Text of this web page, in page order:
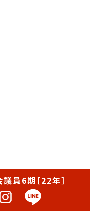
員6期［22年］